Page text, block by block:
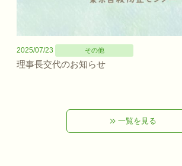
2025/07/23 その他
理事長交代のお知らせ
一覧を見る